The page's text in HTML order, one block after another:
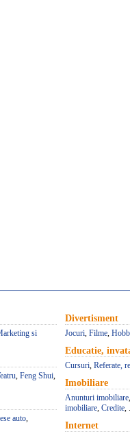
si
, Feng Shui,
auto,
Divertisment
Jocuri, Filme,
Educatie,
Cursuri, Referate,
Imobiliare
Anunturi imobiliare
imobiliare, Credite,
Internet